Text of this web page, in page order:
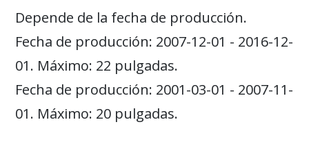
Depende de la fecha de producción.
Fecha de producción: 2007-12-01 - 2016-12-
01. Máximo: 22 pulgadas.
Fecha de producción: 2001-03-01 - 2007-11-
01. Máximo: 20 pulgadas.